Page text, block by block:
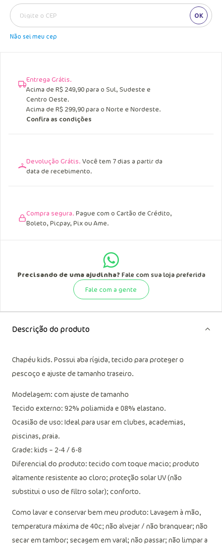
OK
Não sei meu cep
Entrega Grátis.
Acima de R$ 249,90 para o Sul, Sudeste e
Centro Oeste.
Acima de R$ 299,90 para o Norte e Nordeste.
Confira as condições
Devolução Grátis. Você tem 7 dias a partir da
data de recebimento.
Compra segura. Pague com o Cartão de Crédito,
Boleto, Picpay, Pix ou Ame.
Precisando de uma ajudinha?Fale com sua loja preferida
Fale com a gente
Descrição do produto
Chapéu kids. Possui aba rígida, tecido para proteger o
pescoço e ajuste de tamanho traseiro.
Modelagem: com ajuste de tamanho
Tecido externo: 92% poliamida e 08% elastano.
Ocasião de uso: Ideal para usar em clubes, academias,
piscinas, praia.
Grade: kids – 2-4 / 6-8
Diferencial do produto: tecido com toque macio; produto
altamente resistente ao cloro; proteção solar UV (não
substitui o uso de filtro solar); conforto.
Como lavar e conservar bem meu produto: Lavagem à mão,
temperatura máxima de 40c; não alvejar / não branquear; não
secar em tambor; secagem em varal; não passar; não limpar a